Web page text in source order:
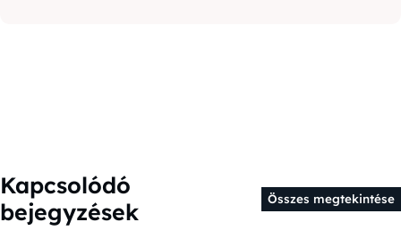
Kapcsolódó
bejegyzések
Összes megtekintése